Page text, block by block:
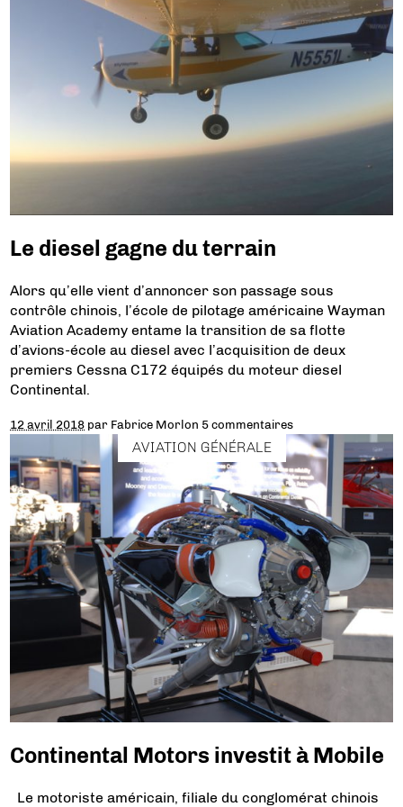
Le diesel gagne du terrain
Alors qu’elle vient d’annoncer son passage sous
contrôle chinois, l’école de pilotage américaine Wayman
Aviation Academy entame la transition de sa flotte
d’avions-école au diesel avec l’acquisition de deux
premiers Cessna C172 équipés du moteur diesel
Continental.
12 avril 2018 par Fabrice Morlon 5 commentaires
AVIATION GÉNÉRALE
Continental Motors investit à Mobile
Le motoriste américain, filiale du conglomérat chinois